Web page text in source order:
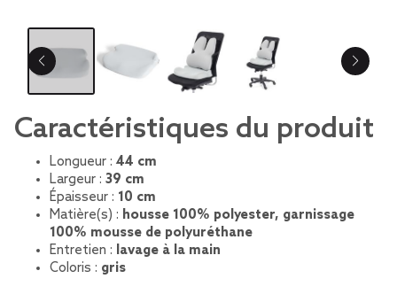
Caractéristiques du produit
Longueur : 44 cm
Largeur : 39 cm
Épaisseur : 10 cm
Matière(s) : housse 100% polyester, garnissage
100% mousse de polyuréthane
Entretien : lavage à la main
Coloris : gris